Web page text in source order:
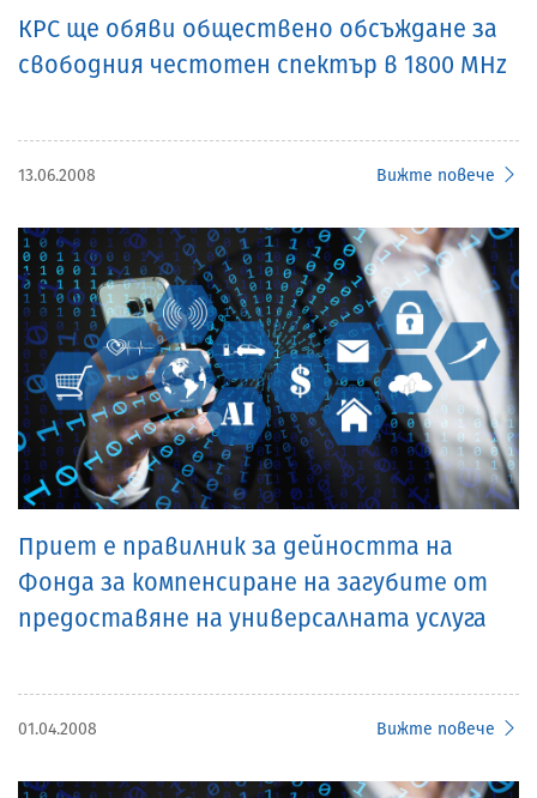
КРС ще обяви обществено обсъждане за
свободния честотен спектър в 1800 MHz
13.06.2008 Вижте повече
Приет е правилник за дейността на
Фонда за компенсиране на загубите от
предоставяне на универсалната услуга
01.04.2008 Вижте повече